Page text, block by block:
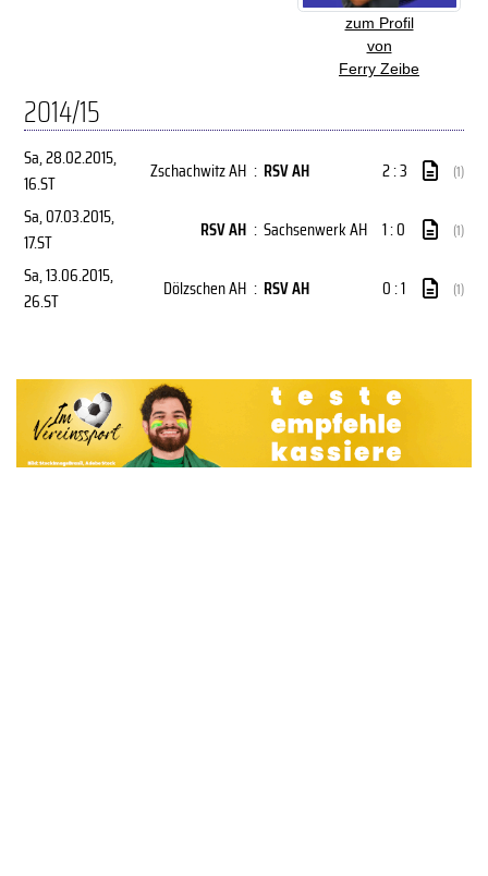
zum Profil
von
Ferry Zeibe
2014/15
Sa, 28.02.2015,
16.ST
Zschachwitz AH : RSV AH 2 : 3 (1)
Sa, 07.03.2015,
17.ST
RSV AH : Sachsenwerk AH 1 : 0 (1)
Sa, 13.06.2015,
26.ST
Dölzschen AH : RSV AH 0 : 1 (1)